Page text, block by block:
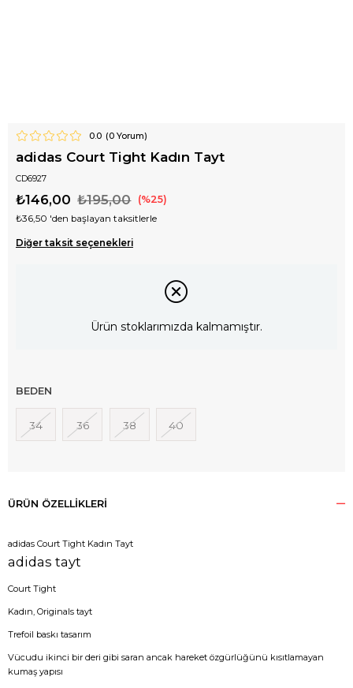
0.0 (0Yorum)
adidas Court Tight Kadın Tayt
CD6927
₺195,00
₺146,00 25
₺36,50 'den başlayan taksitlerle
Diğer taksit seçenekleri
Ürün stoklarımızda kalmamıştır.
BEDEN
34 36 38 40
ÜRÜN ÖZELLIKLERI
adidas Court Tight Kadın Tayt
adidas tayt
Court Tight
Kadın, Originals tayt
Trefoil baskı tasarım
Vücudu ikinci bir deri gibi saran ancak hareket özgürlüğünü kısıtlamayan
kumaş yapısı